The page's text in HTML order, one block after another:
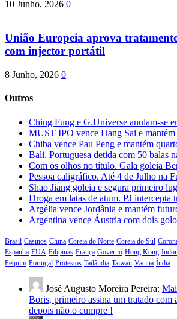
10 Junho, 2026 0
União Europeia aprova
com injector portátil
8 Junho, 2026 0
Outros
Ching Fung e G.Universe anulam-se
MUST IPO vence Hang Sai e
Chiba vence Pau Peng e mantém
Bali. Portuguesa detida com 50 balas
Com os olhos no título. Gala goleia
Pessoa caligráfico. Até 4 de Julho na
Shao Jiang goleia e segura primeiro
Droga em latas de atum. PJ intercepta
Argélia vence Jordânia e mantém
Argentina vence Áustria com dois
Brasil Casinos China Coreia do Norte Coreia do Sul
Espanha EUA Filipinas França Governo Hong Kong
Pequim Portugal Protestos Tailândia Taiwan Vacina Índia
José Augusto Moreira Pereira:
Boris, primeiro assina um tratado com
depois não o cumpre !